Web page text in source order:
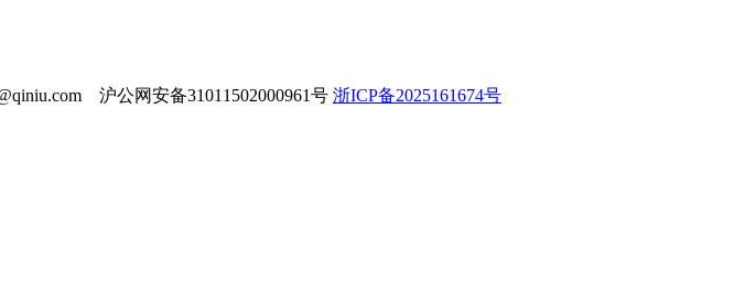
沪公网安备31011502000961号 浙ICP备2025161674号